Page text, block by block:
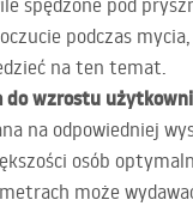
spędzone pod
podczas
na ten temat.
do wzrostu
na odpowiedniej
osób
może